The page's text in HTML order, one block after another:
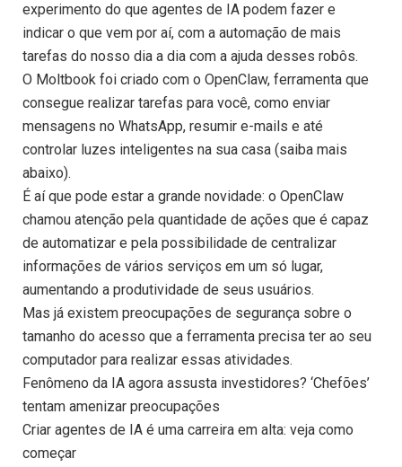
experimento do que agentes de IA podem fazer e
indicar o que vem por aí, com a automação de mais
tarefas do nosso dia a dia com a ajuda desses robôs.
O Moltbook foi criado com o OpenClaw, ferramenta que
consegue realizar tarefas para você, como enviar
mensagens no WhatsApp, resumir e-mails e até
controlar luzes inteligentes na sua casa (saiba mais
abaixo).
É aí que pode estar a grande novidade: o OpenClaw
chamou atenção pela quantidade de ações que é capaz
de automatizar e pela possibilidade de centralizar
informações de vários serviços em um só lugar,
aumentando a produtividade de seus usuários.
Mas já existem preocupações de segurança sobre o
tamanho do acesso que a ferramenta precisa ter ao seu
computador para realizar essas atividades.
Fenômeno da IA agora assusta investidores? ‘Chefões’
tentam amenizar preocupações
Criar agentes de IA é uma carreira em alta: veja como
começar